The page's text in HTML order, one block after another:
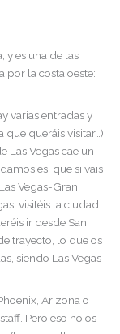
y es una de las
por la costa oeste:
varias entradas y
que queráis visitar…)
Las Vegas cae un
es, que si vais
Vegas-Gran
visitéis la ciudad
ir desde San
trayecto, lo que os
siendo Las Vegas
Arizona o
Pero eso no os